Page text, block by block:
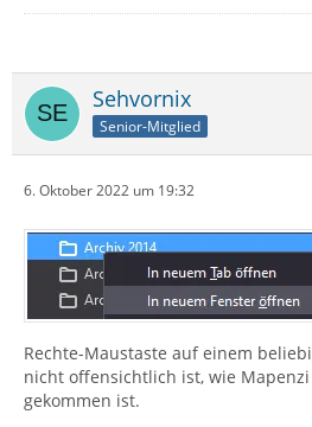
Sehvornix
Senior-Mitglied
6. Oktober 2022 um 19:32
Rechte-Maustaste auf einem
nicht offensichtlich ist, wie
gekommen ist.